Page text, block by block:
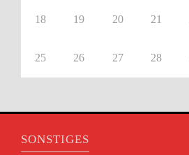
18 19 20 21
25 26 27 28
SONSTIGES